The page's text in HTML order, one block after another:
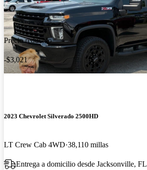
Precio reducido
-$3,021
2023 Chevrolet Silverado 2500HD
LT Crew Cab 4WD 38,110 millas
Entrega a domicilio desde Jacksonville, FL